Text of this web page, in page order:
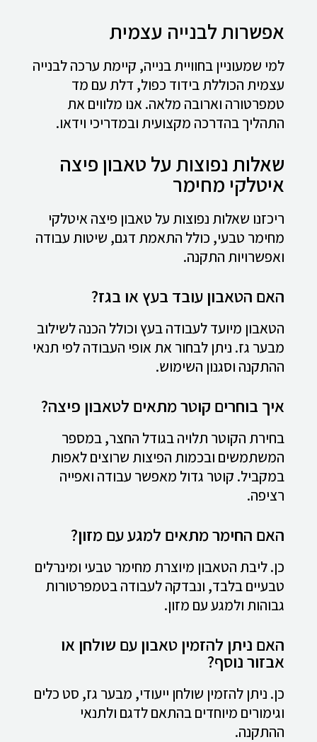
אפשרות לבנייה עצמית
למי שמעוניין בחוויית בנייה, קיימת ערכה לבנייה
עצמית הכוללת בידוד כפול, דלת עם מד
טמפרטורה וארובה מלאה. אנו מלווים את
התהליך בהדרכה מקצועית ובמדריכי וידאו.
שאלות נפוצות על טאבון פיצה
איטלקי מחימר
ריכזנו שאלות נפוצות על טאבון פיצה איטלקי
מחימר טבעי, כולל התאמת דגם, שיטות עבודה
ואפשרויות התקנה.
האם הטאבון עובד בעץ או בגז?
הטאבון מיועד לעבודה בעץ וכולל הכנה לשילוב
מבער גז. ניתן לבחור את אופי העבודה לפי תנאי
ההתקנה וסגנון השימוש.
איך בוחרים קוטר מתאים לטאבון פיצה?
בחירת הקוטר תלויה בגודל החצר, במספר
המשתמשים ובכמות הפיצות שרוצים לאפות
במקביל. קוטר גדול מאפשר עבודה ואפייה
רציפה.
האם החימר מתאים למגע עם מזון?
כן. ליבת הטאבון מיוצרת מחימר טבעי ומינרלים
טבעיים בלבד, ונבדקה לעבודה בטמפרטורות
גבוהות ולמגע עם מזון.
האם ניתן להזמין טאבון עם שולחן או
אבזור נוסף?
כן. ניתן להזמין שולחן ייעודי, מבער גז, סט כלים
וגימורים מיוחדים בהתאם לדגם ולתנאי
ההתקנה.